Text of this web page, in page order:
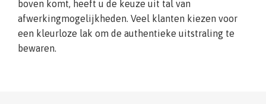
boven komt, heeft u de keuze uit tal van
afwerkingmogelijkheden. Veel klanten kiezen voor
een kleurloze lak om de authentieke uitstraling te
bewaren.